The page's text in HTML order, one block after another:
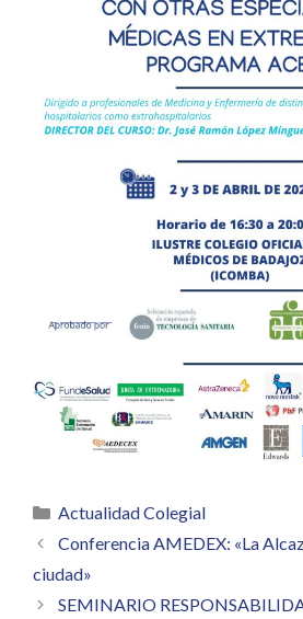
Categorías
Actualidad Colegial
Conferencia AMEDEX: «La
ciudad»
SEMINARIO